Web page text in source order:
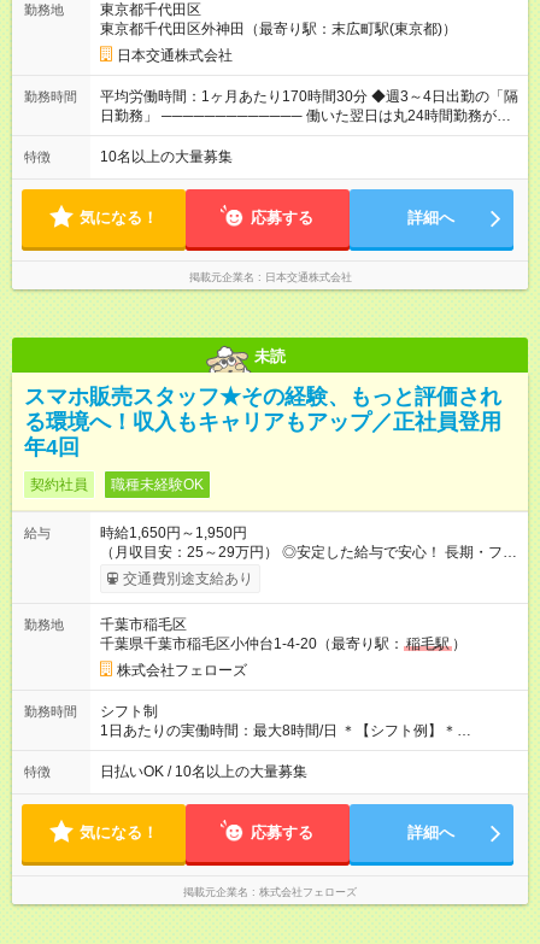
たします。 【入社1～3カ月目】月給40万円保証 【入社4～12カ
月目】月給35万円保証 【入社13カ月以降】月給20万9033円＋
歩合＋賞与年3回 ※上記には、一律支給の手当を含みます。
※「厚生労働省のタクシー運転者の最低賃金計算方法に基づ
く」 ◆業界最高水準の歩合率で還元！ ───────────────
売上の62%が歩合や賞与として還元されるため、頑張った分だ
も！ 【試用期間】試用期間あり 試用期間の長さ：3ヶ月 雇用形
態、給与は本採用時と同じです。 試用期間中の労働条件は本採
用と同じです。
勤務地
東京都千代田区
東京都千代田区外神田（最寄り駅：末広町駅(東京都)）
日本交通株式会社
勤務時間
平均労働時間：1ヶ月あたり170時間30分 ◆週3～4日出勤の「隔
日勤務」 ───────────── 働いた翌日は丸24時間勤務が入
りません。 ◆最も稼ぎやすい時間帯で勤務
───────────── シフトは、15：00～翌10：00 ※月間労働
7.5h ※残業は基本的にありません 平均労働時間：1ヶ月あたり
170時間30分 ◆週3～4日出勤の「隔日勤務」
───────────── 働いた翌日は丸24時間勤務が入りませ
ん。 ◆最も稼ぎやすい時間帯で勤務 ───────────── シフ
トは、15：00～翌10：00 ※月間労働時間170.5h ※1回の乗務は
15.5h（休憩3h） ※研修中は実働時間7.5h ※残業は基本的にあり
特徴 10名以上の大量募集
気になる！ 応募する 詳細へ
掲載元企業名 日本交通株式会社
未読
スマホ販売スタッフ★その経験、もっと評価され
る環境へ！収入もキャリアもアップ／正社員登用
年4回
契約社員 職種未経験OK
給与
時給1,650円～1,950円
（月収目安：25～29万円） ◎安定した給与で安心！ 長期・フル
タイムで勤務いただける方にお越しいただきたいと思っていま
す。シフトが削られることはないので、安定した給与が入りま
たいという人もいると思います。このあたりは柔軟に対応する
ので、お気軽にご相談ください！ ※2ヶ月の試用期間がありま
す。その間の給与・待遇に変更はありません。 【試用期間】試
用期間あり 試用期間の長さ：2ヶ月 雇用形態、給与は本採用時
と同じです。
交通費別途支給あり
勤務地
千葉市稲毛区
千葉県千葉市稲毛区小仲台1-4-20（最寄り駅： 稲毛駅 ）
株式会社フェローズ
勤務時間
シフト制
1日あたりの実働時間：最大8時間/日 ＊【シフト例】＊
(1) 10:00～19:00 (2) 11:00～20:00 (3) 12:00～21:00 など ◎
いずれも実働8時間・休憩1時間です。中抜けシフトなどはあり
たい」などあれば相談に応じますのでおっしゃってください！
特徴 日払いOK / 10名以上の大量募集
気になる！ 応募する 詳細へ
掲載元企業名 株式会社フェローズ